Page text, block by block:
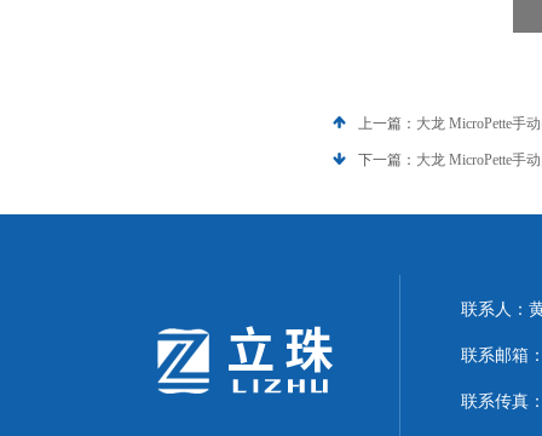
上一篇： 大龙 MicroPette手
下一篇： 大龙 MicroPette手
联系人：
联系邮箱
联系传真